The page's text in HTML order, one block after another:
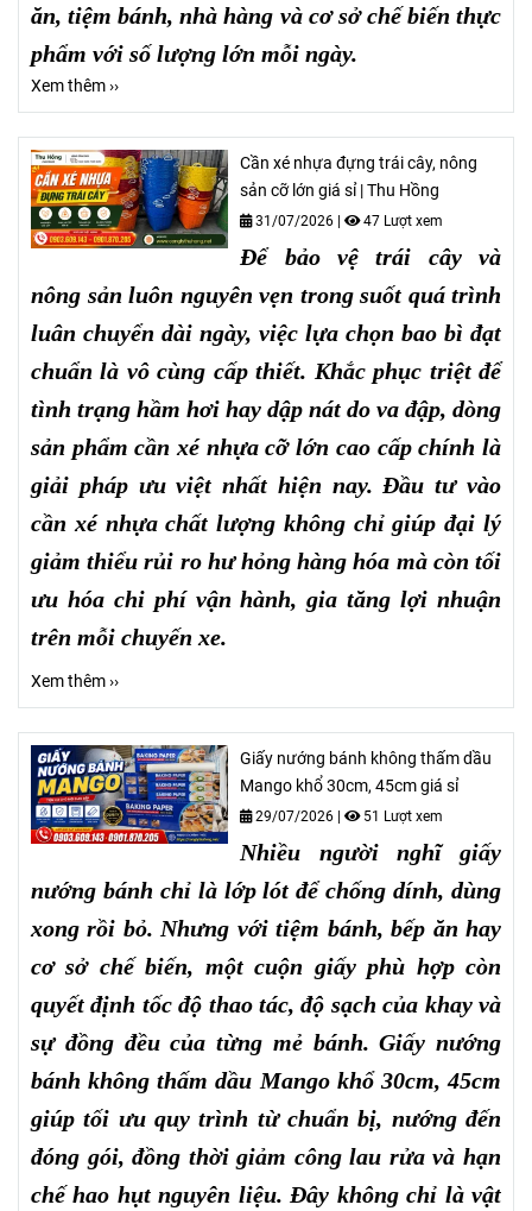
ăn, tiệm bánh, nhà hàng và cơ sở chế biến thực
phẩm với số lượng lớn mỗi ngày.
Xem thêm ››
Cần xé nhựa đựng trái cây, nông
sản cỡ lớn giá sỉ | Thu Hồng
31/07/2026 | 47 Lượt xem
Để bảo vệ trái cây và
nông sản luôn nguyên vẹn trong suốt quá trình
luân chuyển dài ngày, việc lựa chọn bao bì đạt
chuẩn là vô cùng cấp thiết. Khắc phục triệt để
tình trạng hầm hơi hay dập nát do va đập, dòng
sản phẩm cần xé nhựa cỡ lớn cao cấp chính là
giải pháp ưu việt nhất hiện nay. Đầu tư vào
cần xé nhựa chất lượng không chỉ giúp đại lý
giảm thiểu rủi ro hư hỏng hàng hóa mà còn tối
ưu hóa chi phí vận hành, gia tăng lợi nhuận
trên mỗi chuyến xe.
Xem thêm ››
Giấy nướng bánh không thấm dầu
Mango khổ 30cm, 45cm giá sỉ
29/07/2026 | 51 Lượt xem
Nhiều người nghĩ giấy
nướng bánh chỉ là lớp lót để chống dính, dùng
xong rồi bỏ. Nhưng với tiệm bánh, bếp ăn hay
cơ sở chế biến, một cuộn giấy phù hợp còn
quyết định tốc độ thao tác, độ sạch của khay và
sự đồng đều của từng mẻ bánh. Giấy nướng
bánh không thấm dầu Mango khổ 30cm, 45cm
giúp tối ưu quy trình từ chuẩn bị, nướng đến
đóng gói, đồng thời giảm công lau rửa và hạn
chế hao hụt nguyên liệu. Đây không chỉ là vật